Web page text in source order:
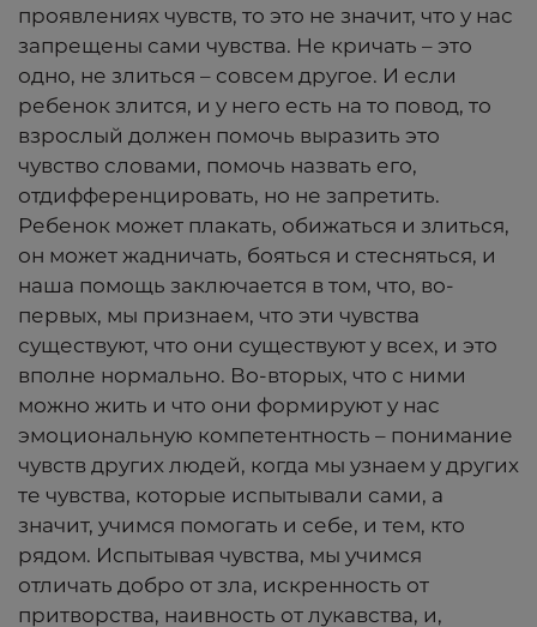
проявлениях чувств, то это не значит, что у нас
запрещены сами чувства. Не кричать – это
одно, не злиться – совсем другое. И если
ребенок злится, и у него есть на то повод, то
взрослый должен помочь выразить это
чувство словами, помочь назвать его,
отдифференцировать, но не запретить.
Ребенок может плакать, обижаться и злиться,
он может жадничать, бояться и стесняться, и
наша помощь заключается в том, что, во-
первых, мы признаем, что эти чувства
существуют, что они существуют у всех, и это
вполне нормально. Во-вторых, что с ними
можно жить и что они формируют у нас
эмоциональную компетентность – понимание
чувств других людей, когда мы узнаем у других
те чувства, которые испытывали сами, а
значит, учимся помогать и себе, и тем, кто
рядом. Испытывая чувства, мы учимся
отличать добро от зла, искренность от
притворства, наивность от лукавства, и,